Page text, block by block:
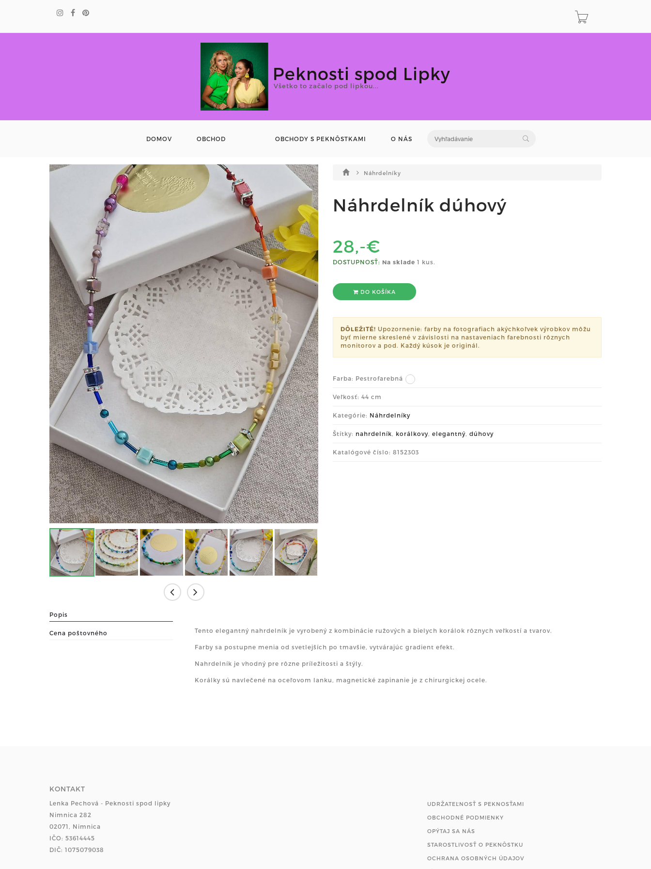
Peknosti spod Lipky
Všetko to začalo pod lipkou...
DOMOV OBCHOD OBCHODY S PEKNÔSTKAMI O NÁS
Náhrdelníky
Náhrdelník dúhový
28,-€
DOSTUPNOSŤ: Na sklade 1 kus.
DO KOŠÍKA
DÔLEŽITÉ! Upozornenie: farby na fotografiach akýchkoľvek výrobkov môžu
byť mierne skreslené v závislosti na nastaveniach farebnosti rôznych
monitorov a pod. Každý kúsok je originál.
Farba: Pestrofarebná
Veľkosť: 44 cm
Kategórie: Náhrdelníky
Štítky: nahrdelník, korálkovy, elegantný, dúhovy
Katalógové číslo: 8152303
Popis
Cena poštovného Tento elegantný nahrdelník je vyrobený z kombinácie ružových a bielych korálok rôznych veľkostí a tvarov.
Farby sa postupne menia od svetlejších po tmavšie, vytvárajúc gradient efekt.
Nahrdelník je vhodný pre rôzne príležitosti a štýly.
Korálky sú navlečené na oceľovom lanku, magnetické zapinanie je z chirurgickej ocele.
KONTAKT
Lenka Pechová - Peknosti spod lipky
Nimnica 282
02071, Nimnica
IČO: 53614445
DIČ: 1075079038
UDRŽATEĽNOSŤ S PEKNOSŤAMI
OBCHODNÉ PODMIENKY
OPÝTAJ SA NÁS
STAROSTLIVOSŤ O PEKNÔSTKU
OCHRANA OSOBNÝCH ÚDAJOV